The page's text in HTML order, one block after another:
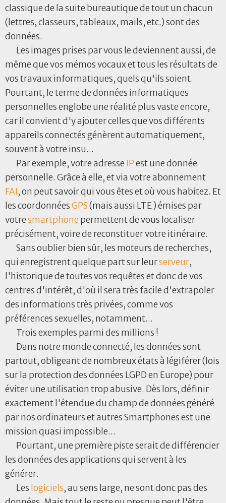
classique de la suite bureautique de tout un chacun
(lettres, classeurs, tableaux, mails, etc.) sont des
données.
Les images prises par vous le deviennent aussi, de
même que vos mémos vocaux et tous les résultats de
vos travaux informatiques, quels qu'ils soient.
Pourtant, le terme de données informatiques
personnelles englobe une réalité plus vaste encore,
car il convient d'y ajouter celles que vos différents
appareils connectés génèrent automatiquement,
souvent à votre insu...
Par exemple, votre adresse IPest une donnée
personnelle. Grâce à elle, et via votre abonnement
FAI, on peut savoir qui vous êtes et où vous habitez. Et
les coordonnéesGPS(mais aussi LTE ) émises par
votresmartphone permettent de vous localiser
précisément, voire de reconstituer votre itinéraire.
Sans oublier bien sûr, les moteurs de recherches,
qui enregistrent quelque part sur leurserveur,
l'historique de toutes vos requêtes et donc de vos
centres d'intérêt, d'où il sera très facile d'extrapoler
des informations très privées, comme vos
préférences sexuelles, notamment...
Trois exemples parmi des millions !
Dans notre monde connecté, les données sont
partout, obligeant de nombreux états à légiférer (lois
sur la protection des données LGPD en Europe) pour
éviter une utilisation trop abusive. Dès lors, définir
exactement l'étendue du champ de données généré
par nos ordinateurs et autres Smartphones est une
mission quasi impossible...
Pourtant, une première piste serait de différencier
les données des applications qui servent à les
générer.
Les logiciels, au sens large, ne sont donc pas des